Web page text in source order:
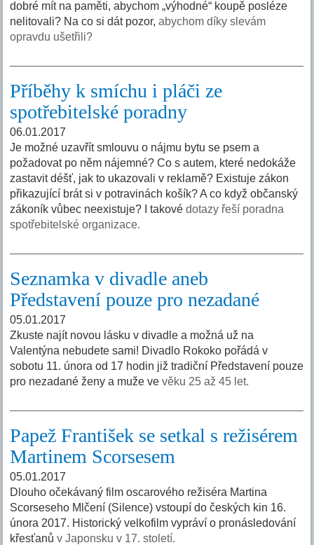
dobré mít na paměti, abychom „výhodné“ koupě posléze
nelitovali? Na co si dát pozor,abychom díky slevám
opravdu ušetřili?
Příběhy k smíchu i pláči ze
spotřebitelské poradny
06.01.2017
Je možné uzavřít smlouvu o nájmu bytu se psem a
požadovat po něm nájemné? Co s autem, které nedokáže
zastavit déšť, jak to ukazovali v reklamě? Existuje zákon
přikazující brát si v potravinách košík? A co když občanský
zákoník vůbec neexistuje? I takovédotazy řeší poradna
spotřebitelské organizace.
Seznamka v divadle aneb
Představení pouze pro nezadané
05.01.2017
Zkuste najít novou lásku v divadle a možná už na
Valentýna nebudete sami! Divadlo Rokoko pořádá v
sobotu 11. února od 17 hodin již tradiční Představení pouze
pro nezadané ženy a muže vevěku 25 až 45 let.
Papež František se setkal s režisérem
Martinem Scorsesem
05.01.2017
Dlouho očekávaný film oscarového režiséra Martina
Scorseseho Mlčení (Silence) vstoupí do českých kin 16.
února 2017. Historický velkofilm vypráví o pronásledování
křesťanův Japonsku v 17. století.